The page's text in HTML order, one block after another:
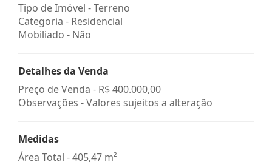
Tipo de Imóvel - Terreno
Categoria - Residencial
Mobiliado - Não
Detalhes da Venda
Preço de Venda - R$ 400.000,00
Observações - Valores sujeitos a alteração
Medidas
Área Total - 405,47 m²